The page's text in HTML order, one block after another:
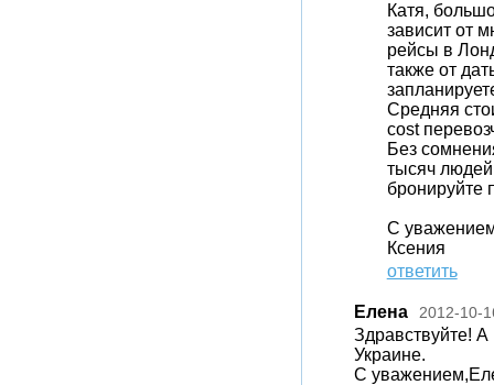
Катя,
зависит от
рейсы в
также от
Средняя
cost
Без
тысяч людей
бронируйте
С
Ксения
ответить
Елена 2012-10-
Здравствуйте!
Украине.
С